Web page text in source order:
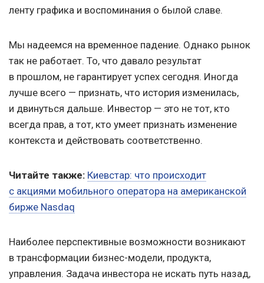
ленту графика и воспоминания о былой славе.
Мы надеемся на временное падение. Однако рынок
так не работает. То, что давало результат
в прошлом, не гарантирует успех сегодня. Иногда
лучше всего — признать, что история изменилась,
и двинуться дальше. Инвестор — это не тот, кто
всегда прав, а тот, кто умеет признать изменение
контекста и действовать соответственно.
Читайте также: Киевстар: что происходит
с акциями мобильного оператора на американской
бирже Nasdaq
Наиболее перспективные возможности возникают
в трансформации бизнес-модели, продукта,
управления. Задача инвестора не искать путь назад,